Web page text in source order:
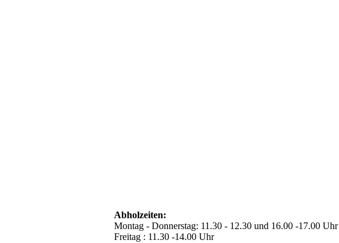
Abholzeiten:
Montag - Donnerstag: 11.30 - 12.30 und 16.00 -17.00 Uhr
Freitag : 11.30 -14.00 Uhr